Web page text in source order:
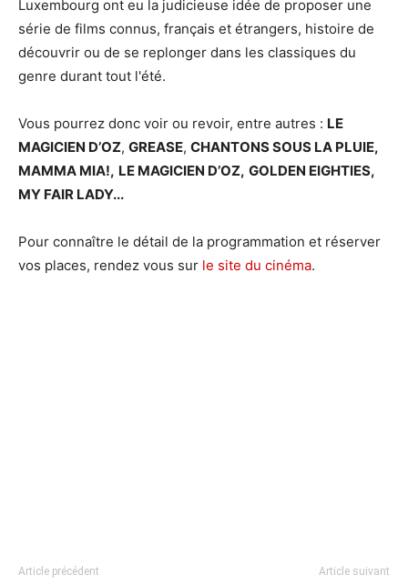
Luxembourg ont eu la judicieuse idée de proposer une
série de films connus, français et étrangers, histoire de
découvrir ou de se replonger dans les classiques du
genre durant tout l'été.
Vous pourrez donc voir ou revoir, entre autres : LE
MAGICIEN D’OZ, GREASE, CHANTONS SOUS LA PLUIE,
MAMMA MIA!, LE MAGICIEN D’OZ, GOLDEN EIGHTIES,
MY FAIR LADY...
Pour connaître le détail de la programmation et réserver
vos places, rendez vous sur le site du cinéma.
Article précédent Article suivant